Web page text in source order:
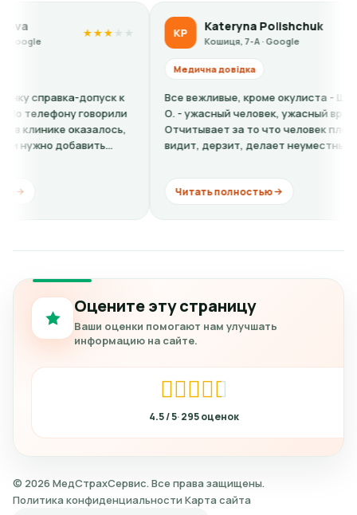
Kateryna Polishchuk
Кошиця, 7-А · Google
★★★★★
Все вежливые, кроме окулиста - Штыркало
О. - ужасный человек, ужасный врач.
Отчитывает за то что человек плохо
видит, дерзит, делает неуместные
LS
сайте
факту на
барышня
Оцените эту страницу
Ваши оценки помогают нам улучшать
информацию на сайте.
4.5 295
© 2026 МедСтрахСервис. Все права защищены.
Политика конфиденциальности Карта сайта